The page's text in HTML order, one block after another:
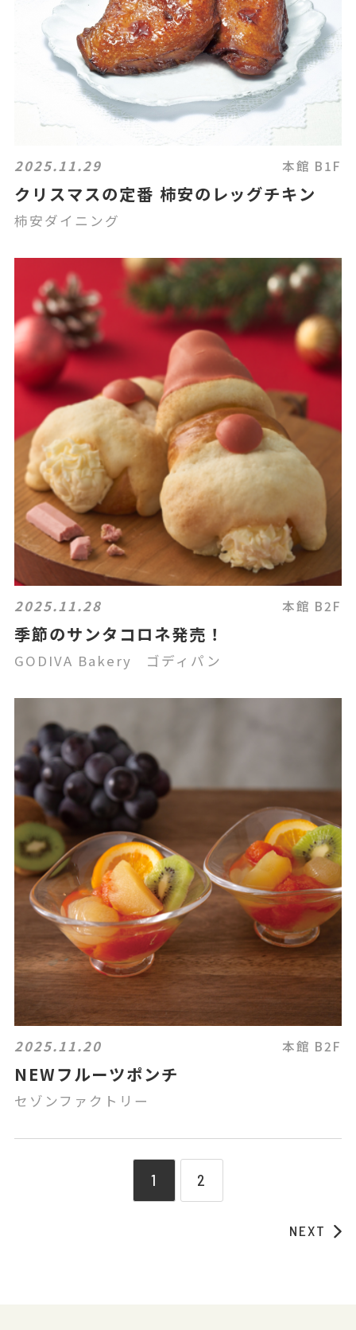
2025.11.29 本館 B1F
クリスマスの定番 柿安のレッグチキン
柿安ダイニング
2025.11.28 本館 B2F
季節のサンタコロネ発売！
GODIVA Bakery ゴディパン
2025.11.20 本館 B2F
NEWフルーツポンチ
セゾンファクトリー
1 2
NEXT